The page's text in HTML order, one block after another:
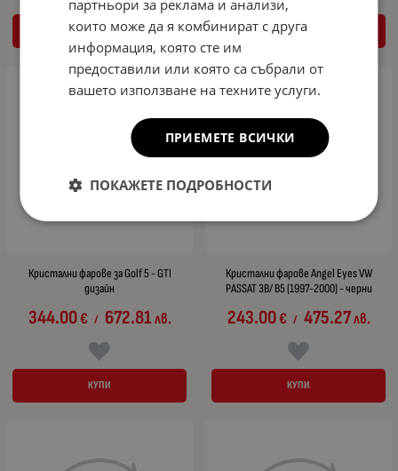
КУПИ КУПИ
Кристални фарове за Golf 5 - GTI
дизайн
344.00€ / 672.81лв.
КУПИ
Кристални фарове Angel Eyes VW
PASSAT 3B/ B5 (1997-2000) - черни
243.00€ / 475.27лв.
КУПИ
партньори за реклама и анализи,
които може да я комбинират с друга
информация, която сте им
предоставили или която са събрали от
вашето използване на техните услуги.
ПРИЕМЕТЕ ВСИЧКИ
ПОКАЖЕТЕ ПОДРОБНОСТИ